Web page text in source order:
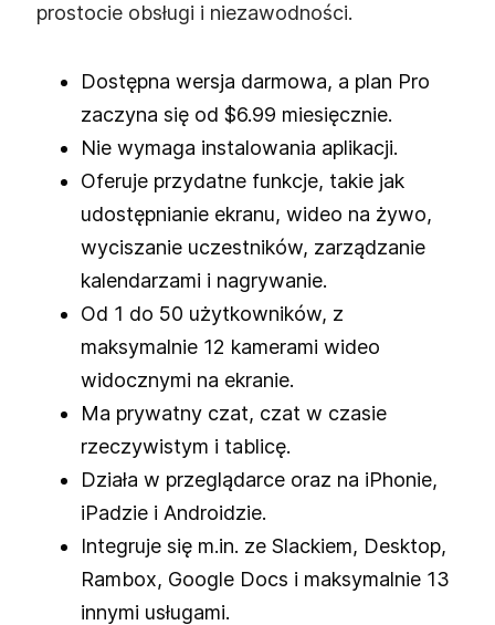
prostocie obsługi i niezawodności.
Dostępna wersja darmowa, a plan Pro
zaczyna się od $6.99 miesięcznie.
Nie wymaga instalowania aplikacji.
Oferuje przydatne funkcje, takie jak
udostępnianie ekranu, wideo na żywo,
wyciszanie uczestników, zarządzanie
kalendarzami i nagrywanie.
Od 1 do 50 użytkowników, z
maksymalnie 12 kamerami wideo
widocznymi na ekranie.
Ma prywatny czat, czat w czasie
rzeczywistym i tablicę.
Działa w przeglądarce oraz na iPhonie,
iPadzie i Androidzie.
Integruje się m.in. ze Slackiem, Desktop,
Rambox, Google Docs i maksymalnie 13
innymi usługami.